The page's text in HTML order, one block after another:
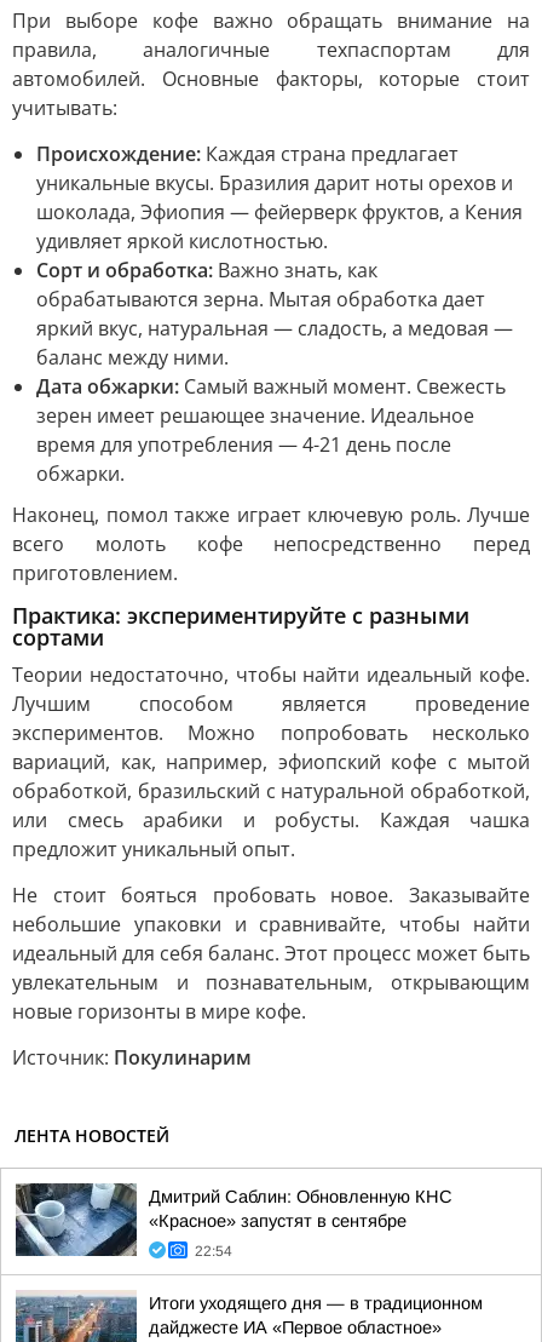
При выборе кофе важно обращать внимание на
правила, аналогичные техпаспортам для
автомобилей. Основные факторы, которые стоит
учитывать:
Происхождение: Каждая страна предлагает
уникальные вкусы. Бразилия дарит ноты орехов и
шоколада, Эфиопия — фейерверк фруктов, а Кения
удивляет яркой кислотностью.
Сорт и обработка: Важно знать, как
обрабатываются зерна. Мытая обработка дает
яркий вкус, натуральная — сладость, а медовая —
баланс между ними.
Дата обжарки: Самый важный момент. Свежесть
зерен имеет решающее значение. Идеальное
время для употребления — 4-21 день после
обжарки.
Наконец, помол также играет ключевую роль. Лучше
всего молоть кофе непосредственно перед
приготовлением.
Практика: экспериментируйте с разными
сортами
Теории недостаточно, чтобы найти идеальный кофе.
Лучшим способом является проведение
экспериментов. Можно попробовать несколько
вариаций, как, например, эфиопский кофе с мытой
обработкой, бразильский с натуральной обработкой,
или смесь арабики и робусты. Каждая чашка
предложит уникальный опыт.
Не стоит бояться пробовать новое. Заказывайте
небольшие упаковки и сравнивайте, чтобы найти
идеальный для себя баланс. Этот процесс может быть
увлекательным и познавательным, открывающим
новые горизонты в мире кофе.
Источник: Покулинарим
ЛЕНТА НОВОСТЕЙ
Дмитрий Саблин: Обновленную КНС
«Красное» запустят в сентябре
22:54
Итоги уходящего дня — в традиционном
дайджесте ИА «Первое областное»